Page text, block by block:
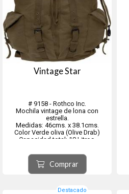
Vintage Star
# 9158 - Rothco Inc.
Mochila vintage de lona con
estrella.
Medidas: 46cms. x 38.1cms.
Color ‎Verde oliva (Olive Drab)
Capacidad total; 18 Litros.
Comprar
Destacado